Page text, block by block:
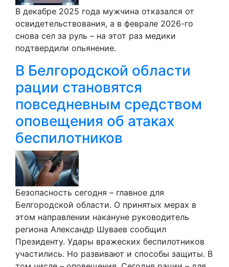
В декабре 2025 года мужчина отказался от
освидетельствования, а в феврале 2026-го
снова сел за руль – на этот раз медики
подтвердили опьянение.
В Белгородской области
рации становятся
повседневным средством
оповещения об атаках
беспилотников
Безопасность сегодня – главное для
Белгородской области. О принятых мерах в
этом направлении накануне руководитель
региона Александр Шуваев сообщил
Президенту. Удары вражеских беспилотников
участились. Но развивают и способы защиты. В